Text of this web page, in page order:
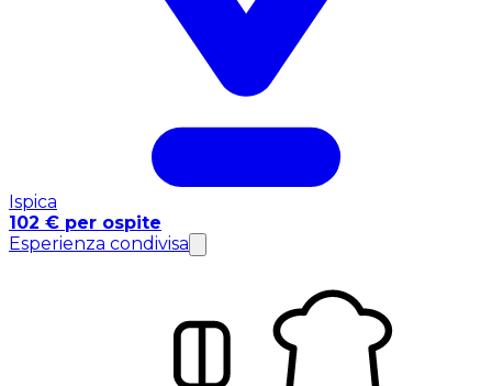
Ispica
102 € per ospite
Esperienza condivisa